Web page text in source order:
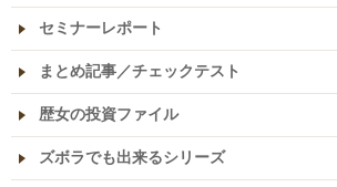
セミナーレポート
まとめ記事／チェックテスト
歴女の投資ファイル
ズボラでも出来るシリーズ